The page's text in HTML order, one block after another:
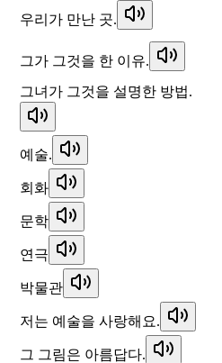
우리가 만난 곳.
그가 그것을 한 이유.
그녀가 그것을 설명한 방법.
예술.
회화
문학
연극
박물관
저는 예술을 사랑해요.
그 그림은 아름답다.